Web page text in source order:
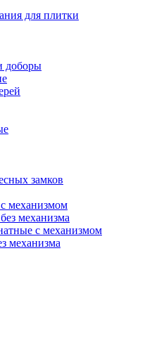
для плитки
доборы
замков
механизмом
механизма
с механизмом
механизма